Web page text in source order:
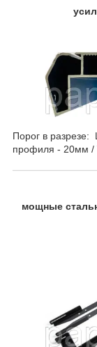
Порог в
профиля - 20мм /
мощные